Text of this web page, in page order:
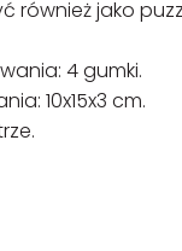
również jako
4 gumki.
10x15x3 cm.